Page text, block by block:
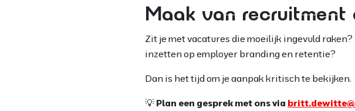
Maak van
Zit je met vacatures die moeilijk ingevuld
inzetten op employer branding en retentie?
Dan is het tijd om je aanpak kritisch te bekijken.
💡 Plan een gesprek met ons via